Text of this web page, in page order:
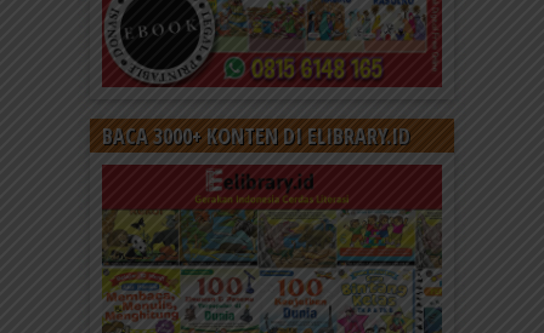
BACA 3000+ KONTEN DI ELIBRARY.ID